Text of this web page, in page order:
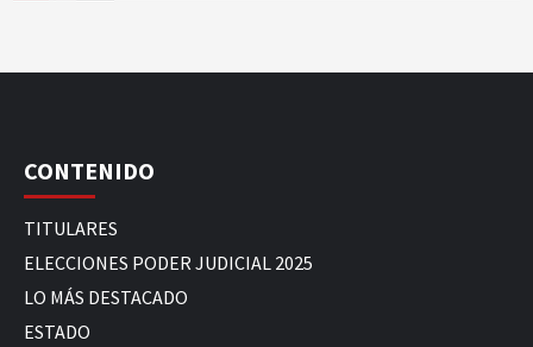
CONTENIDO
TITULARES
ELECCIONES PODER JUDICIAL 2025
LO MÁS DESTACADO
ESTADO